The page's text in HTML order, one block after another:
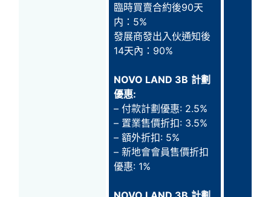
臨時買賣合約後90天
内：5%
發展商發出入伙通知後
14天內：90%
NOVO LAND 3B 計劃
優惠:
– 付款計劃優惠: 2.5%
– 置業售價折扣: 3.5%
– 額外折扣: 5%
– 新地會會員售價折扣
優惠: 1%